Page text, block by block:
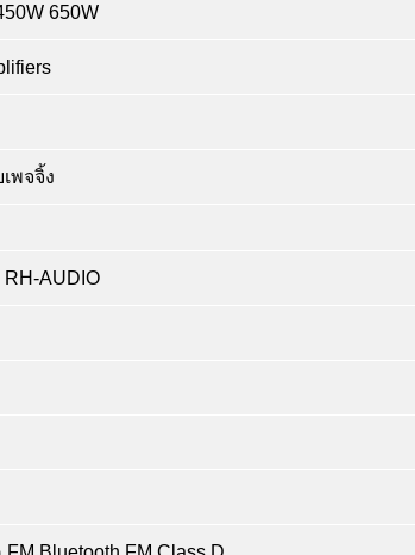
650W
พจจิ้ง
AUDIO